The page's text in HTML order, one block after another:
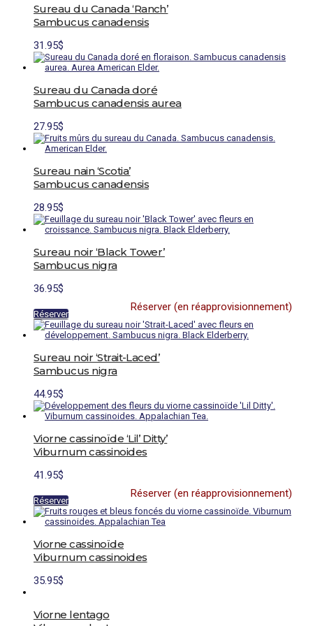
page
produit
31.95$
variations.
Les
options
choisies
sur
page
produit
Sureau du Canada ‘Ranch’
Sambucus canadensis
31.95$
Sureau du Canada doré
Sambucus canadensis aurea
27.95$
Sureau nain ‘Scotia’
Sambucus canadensis
28.95$
Sureau noir ‘Black Tower’
Sambucus nigra
36.95$
Réserver (en réapprovisionnement)
Réserver
Sureau noir ‘Strait-Laced’
Sambucus nigra
44.95$
Viorne cassinoïde ‘Lil’ Ditty’
Viburnum cassinoides
41.95$
Réserver (en réapprovisionnement)
Réserver
Viorne cassinoïde
Viburnum cassinoides
35.95$
Viorne lentago